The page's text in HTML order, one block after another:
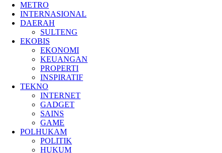
METRO
INTERNASIONAL
DAERAH
SULTENG
EKOBIS
EKONOMI
KEUANGAN
PROPERTI
INSPIRATIF
TEKNO
INTERNET
GADGET
SAINS
GAME
POLHUKAM
POLITIK
HUKUM